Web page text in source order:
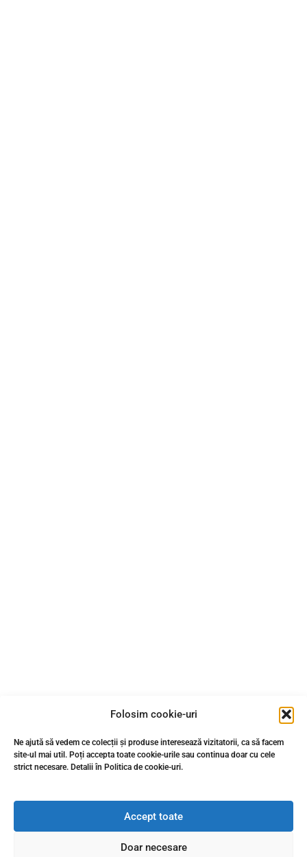
Folosim cookie-uri
Ne ajută să vedem ce colecții și produse interesează vizitatorii, ca să facem
site-ul mai util. Poți accepta toate cookie-urile sau continua doar cu cele
strict necesare. Detalii în Politica de cookie-uri.
Accept toate
Doar necesare